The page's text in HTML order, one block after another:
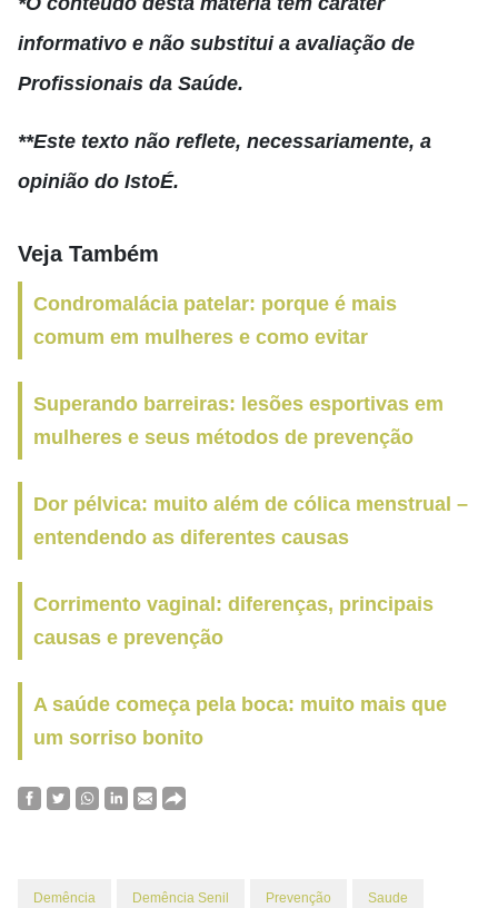
informativo e não substitui a avaliação de
Profissionais da Saúde.
**Este texto não reflete, necessariamente, a
opinião do IstoÉ.
Veja Também
Condromalácia patelar: porque é mais
comum em mulheres e como evitar
Superando barreiras: lesões esportivas em
mulheres e seus métodos de prevenção
Dor pélvica: muito além de cólica menstrual –
entendendo as diferentes causas
Corrimento vaginal: diferenças, principais
causas e prevenção
A saúde começa pela boca: muito mais que
um sorriso bonito
Demência Demência Senil Prevenção Saude